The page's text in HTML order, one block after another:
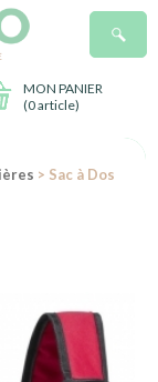
MON PANIER
(0 article)
> Sac à Dos